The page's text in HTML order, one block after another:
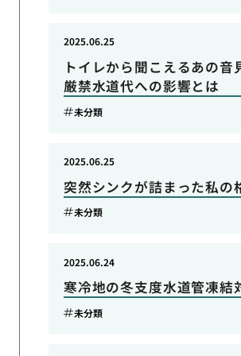
トイレから聞こえるあの音
厳禁水道代への影響とは
2025.06.25
未分類
突然シンクが詰まった私の
2025.06.25
未分類
寒冷地の冬支度水道管凍結
2025.06.24
未分類